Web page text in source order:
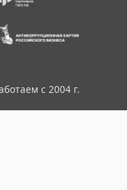
с 2004 г.